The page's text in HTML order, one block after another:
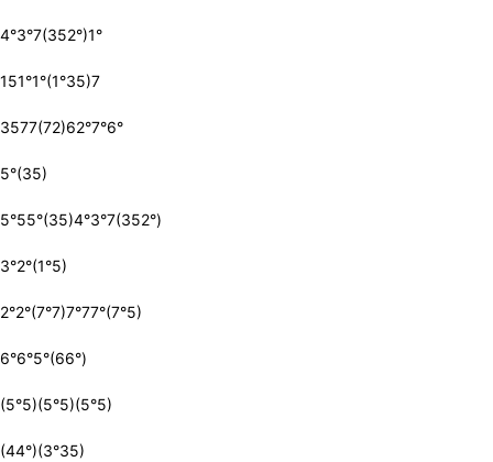
4°3°7(352°)1°
151°1°(1°35)7
3577(72)62°7°6°
5°(35)
5°55°(35)4°3°7(352°)
3°2°(1°5)
2°2°(7°7)7°77°(7°5)
6°6°5°(66°)
(5°5)(5°5)(5°5)
(44°)(3°35)